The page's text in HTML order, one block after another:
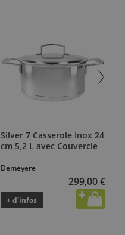
Silver 7 Casserole Inox 24
cm 5,2 L avec Couvercle
Demeyere
299,00 €
+ d’infos